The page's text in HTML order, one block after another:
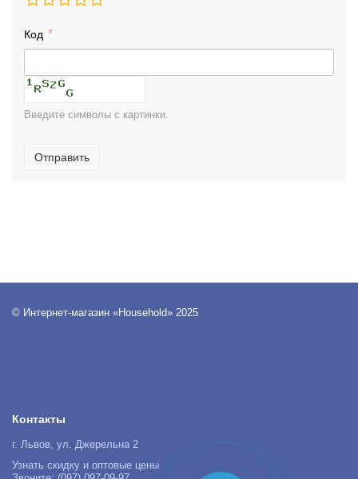
Код
Введите символы с картинки.
Отправить
© Интернет-магазин «Household» 2025
Контакты
г. Львов, ул. Джерельна 2
Узнать скидку и оптовые цены